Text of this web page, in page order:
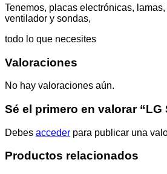
Tenemos, placas electrónicas,
ventilador y sondas,
todo lo que necesites
Valoraciones
No hay valoraciones aún.
Sé el primero en valorar “LG
Debes acceder para publicar una
Productos relacionados